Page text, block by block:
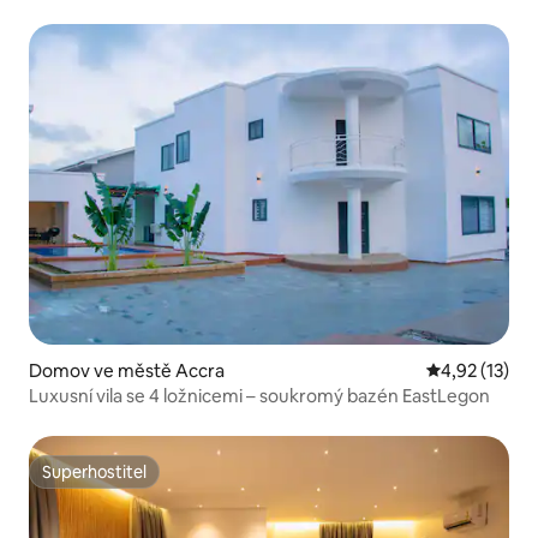
Domov ve městě Accra Průměrné
4,92 (13)
Luxusní vila se 4 ložnicemi – soukromý bazén EastLegon
Superhostitel
Superhostitel